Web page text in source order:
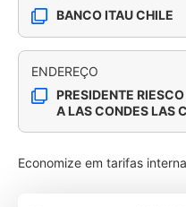
BANCO ITAU CHILE
ENDEREÇO
PRESIDENTE
A LAS CONDES LAS
Economize em tarifas